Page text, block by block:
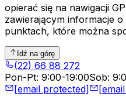
opierać się na nawigacji
zawierającym informacje
punktach, które można
Idź na górę
(22) 66 88 272
Pon-Pt: 9:00-19:00Sob:
[email protected]